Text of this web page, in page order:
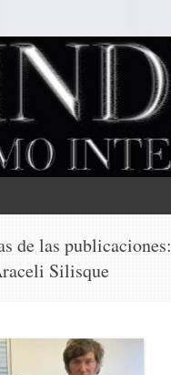
Inteligente
de las publicaciones:
Silisque